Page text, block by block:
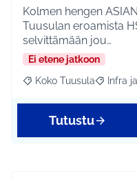
Kolmen hengen
Tuusulan eroamista
selvittämään jou…
Ei etene jatkoon
Rajaa tulokset aihepiirin
Koko Tuusula Rajaa
Infra
Tutustu